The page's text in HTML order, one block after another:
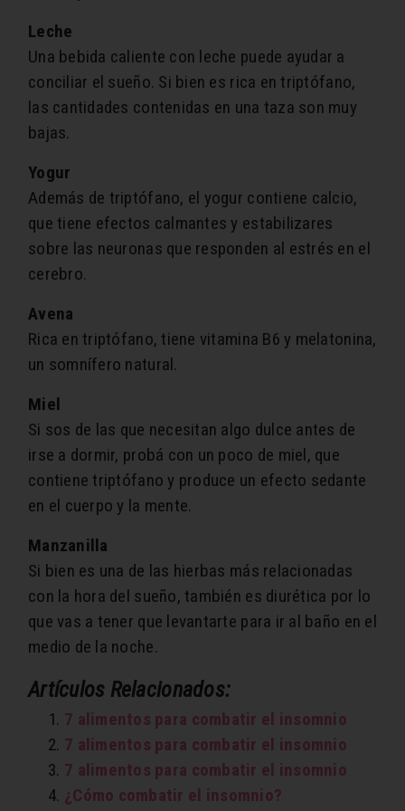
Leche
Una bebida caliente con leche puede ayudar a
conciliar el sueño. Si bien es rica en triptófano,
las cantidades contenidas en una taza son muy
bajas.
Yogur
Además de triptófano, el yogur contiene calcio,
que tiene efectos calmantes y estabilizares
sobre las neuronas que responden al estrés en el
cerebro.
Avena
Rica en triptófano, tiene vitamina B6 y melatonina,
un somnífero natural.
Miel
Si sos de las que necesitan algo dulce antes de
irse a dormir, probá con un poco de miel, que
contiene triptófano y produce un efecto sedante
en el cuerpo y la mente.
Manzanilla
Si bien es una de las hierbas más relacionadas
con la hora del sueño, también es diurética por lo
que vas a tener que levantarte para ir al baño en el
medio de la noche.
Artículos Relacionados:
7 alimentos para combatir el insomnio
7 alimentos para combatir el insomnio
7 alimentos para combatir el insomnio
¿Cómo combatir el insomnio?